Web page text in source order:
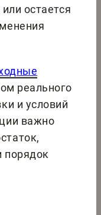
остается
реального
и условий
важно
порядок